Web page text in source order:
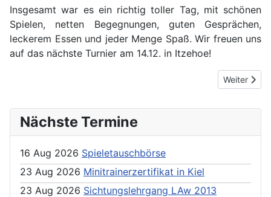
Insgesamt war es ein richtig toller Tag, mit schönen
Spielen, netten Begegnungen, guten Gesprächen,
leckerem Essen und jeder Menge Spaß. Wir freuen uns
auf das nächste Turnier am 14.12. in Itzehoe!
Next
Weiter
Nächste Termine
16 Aug 2026 Spieletauschbörse
23 Aug 2026 Minitrainerzertifikat in Kiel
23 Aug 2026 Sichtungslehrgang LAw 2013